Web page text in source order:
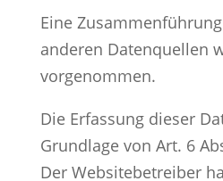
Eine
anderen Datenquellen
vorgenommen.
Die Erfassung dieser
Grundlage von Art. 6
Der Websitebetreiber